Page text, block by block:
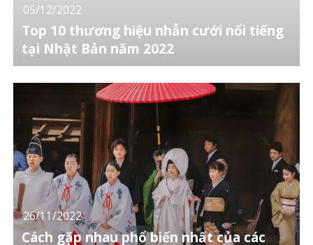
05/12/2022
Top 10 thương hiệu nhẫn cưới nổi tiếng
tại Nhật Bản năm 2022
26/11/2022
Cách gặp nhau phổ biến nhất của các